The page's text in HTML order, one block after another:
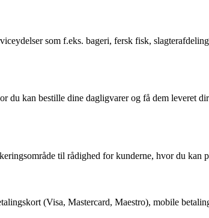
som f.eks. bageri, fersk fisk,
du kan bestille dine dagligvarer og få dem leveret
til rådighed for kunderne, hvor du kan
(Visa, Mastercard, Maestro), mobile